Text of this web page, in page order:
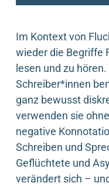
Im Kontext von
wieder die Begriffe
lesen und zu
Schreiber*innen
ganz bewusst
verwenden sie
negative
Schreiben und
Geflüchtete und
verändert sich –